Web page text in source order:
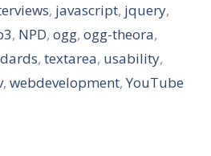
, javascript, jquery,
, NPD, ogg, ogg-theora,
, textarea, usability,
, webdevelopment, YouTube